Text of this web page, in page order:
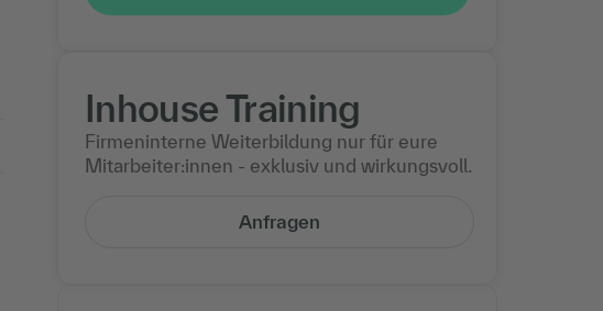
Inhouse Training
Firmeninterne Weiterbildung nur für eure
Mitarbeiter:innen - exklusiv und wirkungsvoll.
Anfragen